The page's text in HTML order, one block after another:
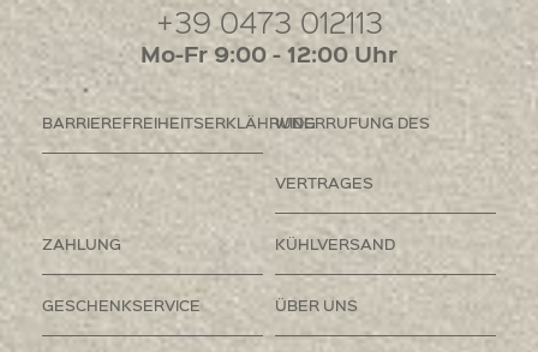
+39 0473 012113
Mo-Fr 9:00 - 12:00 Uhr
BARRIEREFREIHEITSERKLÄHRUNGWIDERRUFUNG DES
VERTRAGES
ZAHLUNG KÜHLVERSAND
GESCHENKSERVICE ÜBER UNS